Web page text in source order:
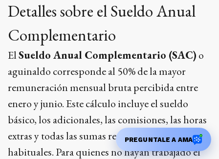
Detalles sobre el Sueldo Anual
Complementario
ElSueldo Anual Complementario (SAC) o
aguinaldo corresponde al 50% de la mayor
remuneración mensual bruta percibida entre
enero y junio. Este cálculo incluye el sueldo
básico, los adicionales, las comisiones, las horas
extras y todas las sumas remunerativas
habituales. Para quienes no hayan trabajado el
PREGUNTALE A AMA